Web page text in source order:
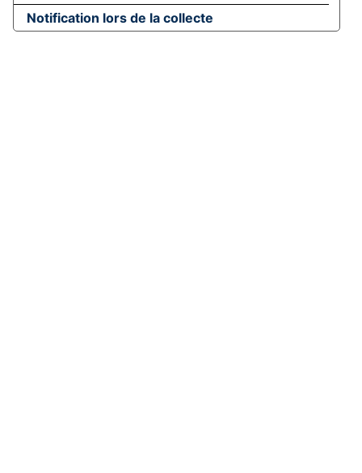
Notification lors de la collecte